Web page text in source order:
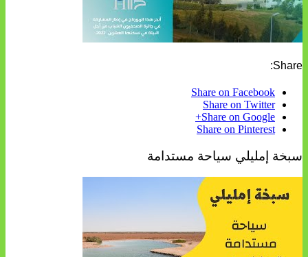
Share:
Share on Facebook
Share on Twitter
Share on Google+
Share on Pinterest
سبخة إمليلي سياحة مستدامة